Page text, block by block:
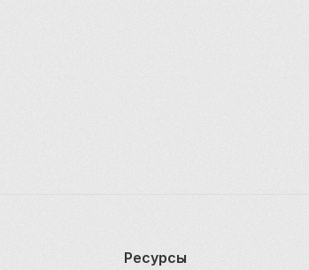
Ресурсы